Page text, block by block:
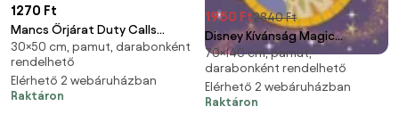
1270 Ft
Mancs Őrjárat Duty Calls
kéztörlő, arctörlő, törölköző
30x50 cm
30×50 cm, pamut, darabonként
rendelhető
Elérhető 2 webáruházban
Raktáron
1950 Ft2840 Ft
Disney Kívánság Magic
fürdőlepedő, strand törölköző
70x140cm
70×140 cm, pamut,
darabonként rendelhető
Elérhető 2 webáruházban
Raktáron